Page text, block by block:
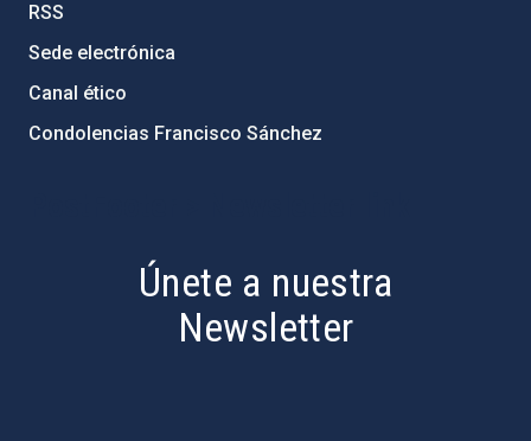
RSS
Sede electrónica
Canal ético
Condolencias Francisco Sánchez
Únete a nuestra
Newsletter